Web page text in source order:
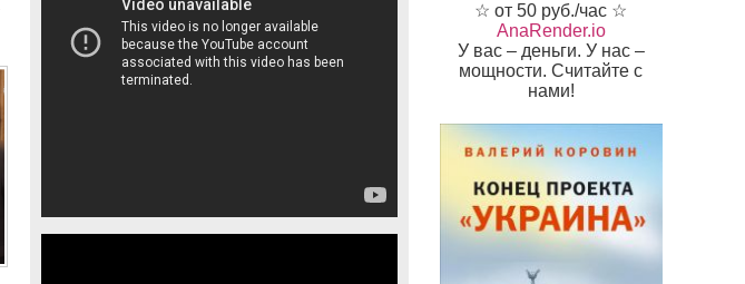
☆ от 50 руб./час ☆
AnaRender.io
У вас – деньги. У нас –
мощности. Считайте с
нами!